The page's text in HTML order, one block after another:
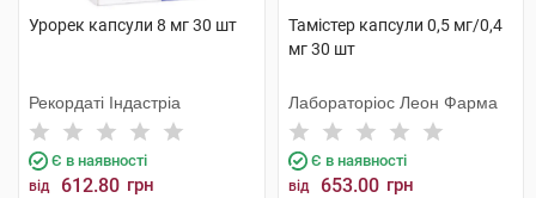
Урорек капсули 8 мг 30 шт
Рекордаті Індастріа
Є в наявності
від 612.80 грн
Тамістер капсули 0,5 мг/0,4
мг 30 шт
Лабораторіос Леон Фарма
Є в наявності
від 653.00 грн